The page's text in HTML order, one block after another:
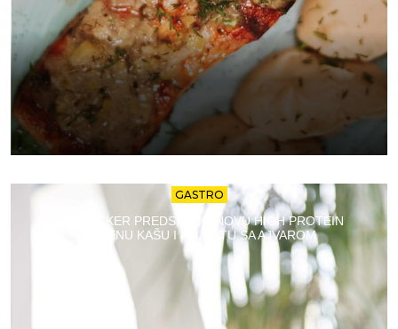
GASTRO
DR. OETKER PREDSTAVIO NOVU HIGH PROTEIN
OVSENU KAŠU I PALENTU SA AJVAROM